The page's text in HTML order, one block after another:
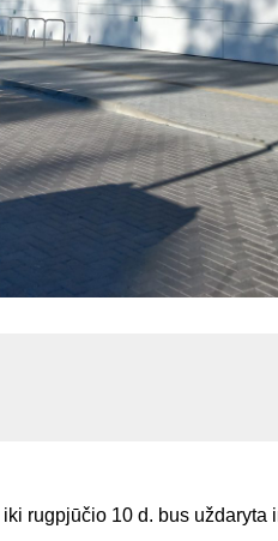
rugpjūčio 10 d. bus uždaryta